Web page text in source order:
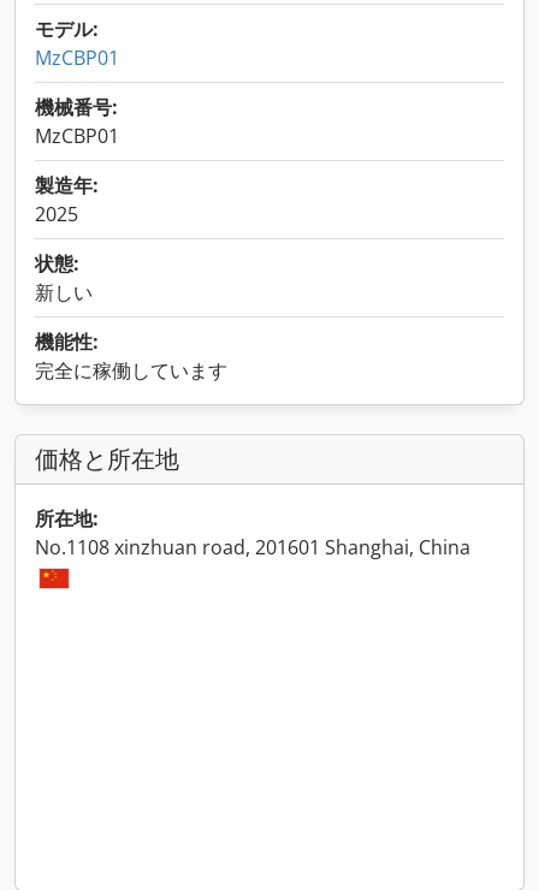
モデル:
MzCBP01
機械番号:
MzCBP01
製造年:
2025
状態:
新しい
機能性:
完全に稼働しています
価格と所在地
所在地:
No.1108 xinzhuan road, 201601 Shanghai, China